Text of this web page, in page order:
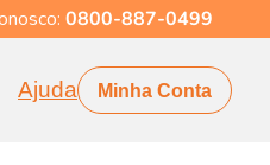
0800-887-0499
Ajuda Minha Conta